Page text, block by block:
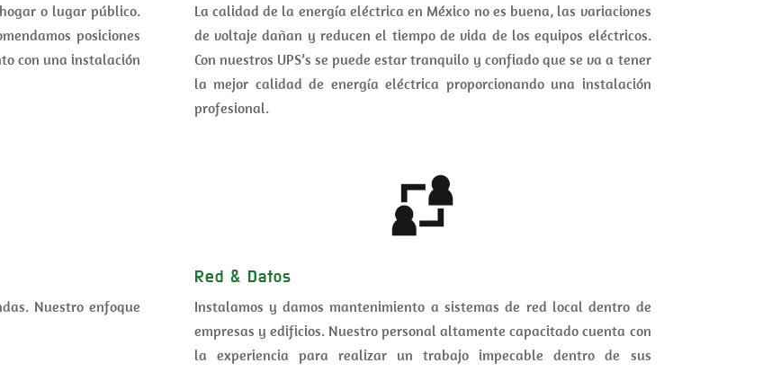
o lugar público.
posiciones
con una instalación
La calidad de la energía eléctrica en México no es buena, las variaciones
de voltaje dañan y reducen el tiempo de vida de los equipos eléctricos.
Con nuestros UPS’s se puede estar tranquilo y confiado que se va a tener
la mejor calidad de energía eléctrica proporcionando una instalación
profesional.
Nuestro enfoque
Red & Datos
Instalamos y damos mantenimiento a sistemas de red local dentro de
empresas y edificios. Nuestro personal altamente capacitado cuenta con
la experiencia para realizar un trabajo impecable dentro de sus